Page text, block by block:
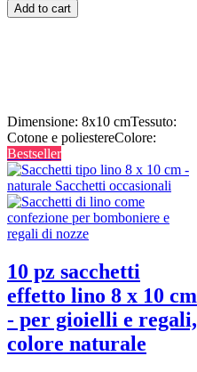
Add to cart
Dimensione: 8x10 cmTessuto:
Cotone e poliestereColore:
Bestseller
10 pz sacchetti
effetto lino 8 x 10 cm
- per gioielli e regali,
colore naturale